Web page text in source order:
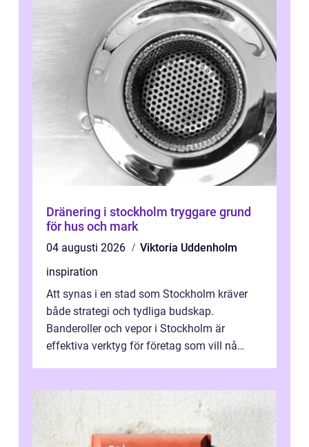
Dränering i stockholm tryggare grund
för hus och mark
04 augusti 2026
Viktoria Uddenholm
inspiration
Att synas i en stad som Stockholm kräver
både strategi och tydliga budskap.
Banderoller och vepor i Stockholm är
effektiva verktyg för företag som vill nå